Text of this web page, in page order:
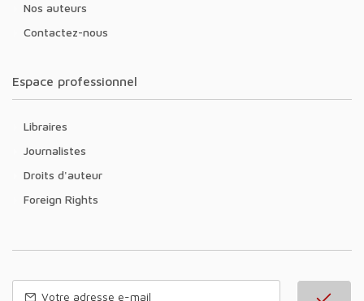
Nos auteurs
Contactez-nous
Espace professionnel
Libraires
Journalistes
Droits d'auteur
Foreign Rights